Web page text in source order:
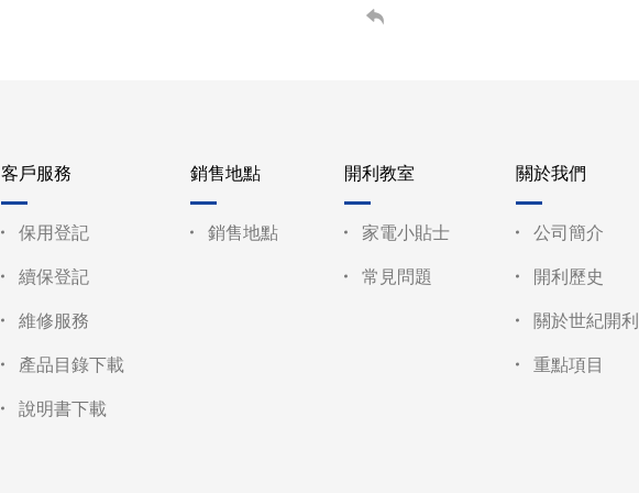
客戶服務
保用登記
續保登記
維修服務
產品目錄下載
說明書下載
銷售地點
銷售地點
開利教室
家電小貼士
常見問題
關於我們
公司簡介
開利歷史
關於世紀開利
重點項目